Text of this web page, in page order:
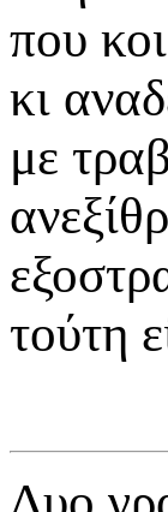
που
κι
με
τούτη